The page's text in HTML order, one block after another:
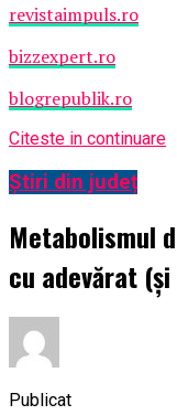
revistaimpuls.ro
bizzexpert.ro
blogrepublik.ro
Citeste in continuare
Știri din județ
Metabolismul
cu adevărat
Publicat